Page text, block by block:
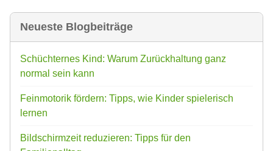
Neueste Blogbeiträge
Schüchternes Kind: Warum Zurückhaltung ganz
normal sein kann
Feinmotorik fördern: Tipps, wie Kinder spielerisch
lernen
Bildschirmzeit reduzieren: Tipps für den